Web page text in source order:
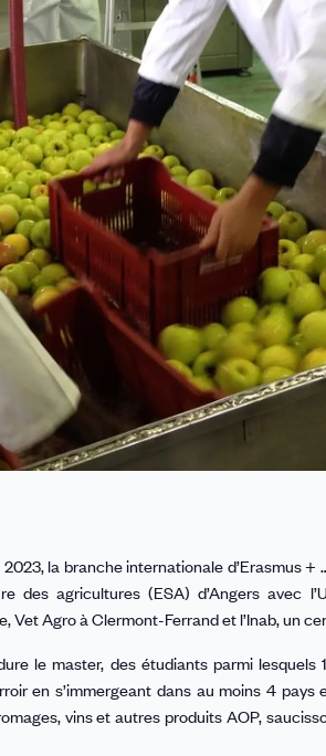
la branche internationale d’Erasmus +
des agricultures (ESA) d’Angers avec
Vet Agro à Clermont-Ferrand et l’Inab, un
le master, des étudiants parmi lesquels
en s’immergeant dans au moins 4
vins et autres produits AOP,